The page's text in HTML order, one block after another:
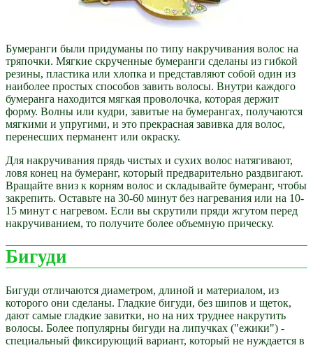
Бумеранги были придуманы по типу накручивания волос на
тряпочки. Мягкие скрученные бумеранги сделаны из гибкой
резины, пластика или хлопка и представляют собой один из
наиболее простых способов завить волосы. Внутри каждого
бумеранга находится мягкая проволочка, которая держит
форму. Волны или кудри, завитые на бумерангах, получаются
мягкими и упругими, и это прекрасная завивка для волос,
перенесших перманент или окраску.
Для накручивания прядь чистых и сухих волос натягивают,
ловя конец на бумеранг, который предварительно раздвигают.
Вращайте вниз к корням волос и складывайте бумеранг, чтобы
закрепить. Оставьте на 30-60 минут без нагревания или на 10-
15 минут с нагревом. Если вы скрутили пряди жгутом перед
накручиванием, то получите более объемную прическу.
Бигуди
Бигуди отличаются диаметром, длиной и материалом, из
которого они сделаны. Гладкие бигуди, без шипов и щеток,
дают самые гладкие завитки, но на них труднее накрутить
волосы. Более популярны бигуди на липучках ("ежики") -
специальный фиксирующий вариант, который не нуждается в